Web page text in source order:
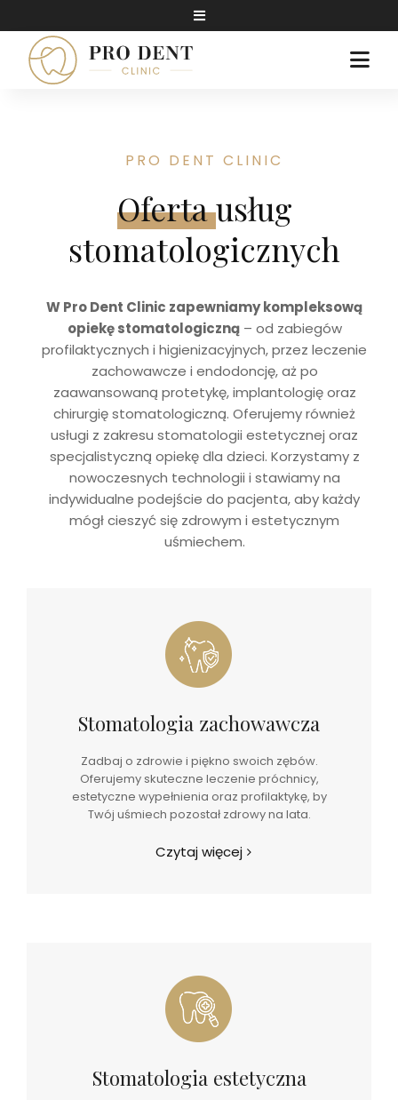
to
content
Toggle
Navigation
Jak dojechać
Zadzwoń
UMÓW WIZYTĘ
PRO DENT CLINIC
Ofertausług
stomatologicznych
W Pro Dent Clinic zapewniamy kompleksową
opiekę stomatologiczną– od zabiegów
profilaktycznych i higienizacyjnych, przez leczenie
zachowawcze i endodoncję, aż po
zaawansowaną protetykę, implantologię oraz
chirurgię stomatologiczną. Oferujemy również
usługi z zakresu stomatologii estetycznej oraz
specjalistyczną opiekę dla dzieci. Korzystamy z
nowoczesnych technologii i stawiamy na
indywidualne podejście do pacjenta, aby każdy
mógł cieszyć się zdrowym i estetycznym
uśmiechem.
Stomatologia zachowawcza
Zadbaj o zdrowie i piękno swoich zębów.
Oferujemy skuteczne leczenie próchnicy,
estetyczne wypełnienia oraz profilaktykę, by
Twój uśmiech pozostał zdrowy na lata.
Czytaj więcej
Stomatologia estetyczna